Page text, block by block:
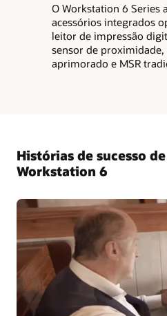
O Workstation 6 Series
acessórios integrados
leitor de impressão
sensor de
aprimorado e MSR
Histórias de sucesso
Workstation 6